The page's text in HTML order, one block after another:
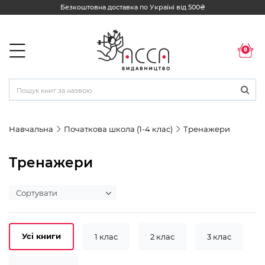
Безкоштовна доставка по Україні від 500₴
0
Навчальна Початкова школа (1-4 клас) Тренажери
Тренажери
Усі книги 1 клас 2 клас 3 клас